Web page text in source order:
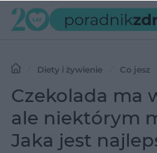
Diety i żywienie Co jesz
niektórym może szkodzić. Jaka
Czekolada ma
ale niektórym
Jaka jest